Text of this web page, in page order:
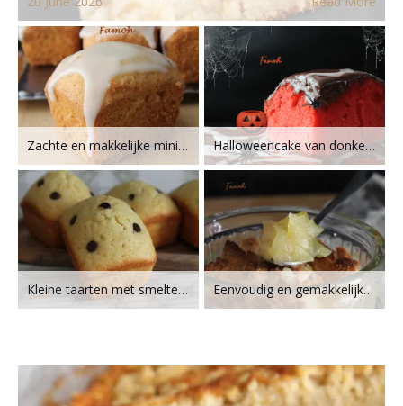
Zachte en makkelijke mini-sinaasappelcakejes Halloweencake van donkere chocolade
Kleine taarten met smeltende chocoladeschilfers Eenvoudig en gemakkelijk perencrumble